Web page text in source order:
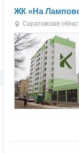
ЖК «На
Саратовская